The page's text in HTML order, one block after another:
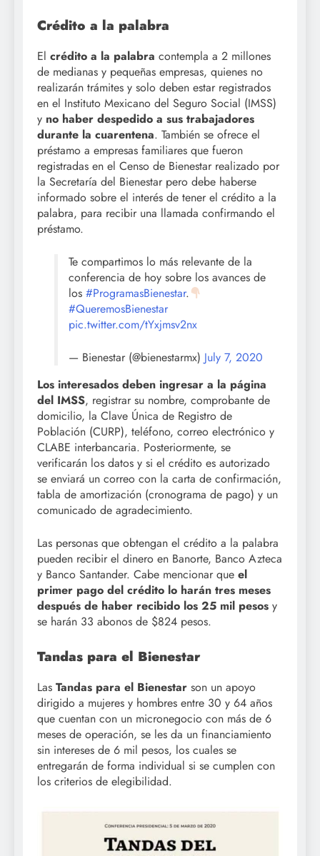
Crédito a la palabra
El crédito a la palabra contempla a 2 millones
de medianas y pequeñas empresas, quienes no
realizarán trámites y solo deben estar registrados
en el Instituto Mexicano del Seguro Social (IMSS)
y no haber despedido a sus trabajadores
durante la cuarentena. También se ofrece el
préstamo a empresas familiares que fueron
registradas en el Censo de Bienestar realizado por
la Secretaría del Bienestar pero debe haberse
informado sobre el interés de tener el crédito a la
palabra, para recibir una llamada confirmando el
préstamo.
Te compartimos lo más relevante de la
conferencia de hoy sobre los avances de
los #ProgramasBienestar.
#QueremosBienestar
pic.twitter.com/tYxjmsv2nx
— Bienestar (@bienestarmx) July 7, 2020
Los interesados deben ingresar a la página
del IMSS, registrar su nombre, comprobante de
domicilio, la Clave Única de Registro de
Población (CURP), teléfono, correo electrónico y
CLABE interbancaria. Posteriormente, se
verificarán los datos y si el crédito es autorizado
se enviará un correo con la carta de confirmación,
tabla de amortización (cronograma de pago) y un
comunicado de agradecimiento.
Las personas que obtengan el crédito a la palabra
pueden recibir el dinero en Banorte, Banco Azteca
y Banco Santander. Cabe mencionar que el
primer pago del crédito lo harán tres meses
después de haber recibido los 25 mil pesos y
se harán 33 abonos de $824 pesos.
Tandas para el Bienestar
Las Tandas para el Bienestar son un apoyo
dirigido a mujeres y hombres entre 30 y 64 años
que cuentan con un micronegocio con más de 6
meses de operación, se les da un financiamiento
sin intereses de 6 mil pesos, los cuales se
entregarán de forma individual si se cumplen con
los criterios de elegibilidad.